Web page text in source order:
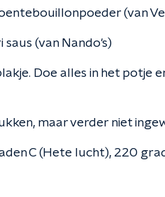
(van
(van Nando's)
Doe alles in het potje
maar verder niet
C (Hete lucht), 220